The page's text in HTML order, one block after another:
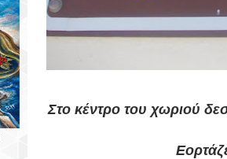
Στο κέντρο του χωριού